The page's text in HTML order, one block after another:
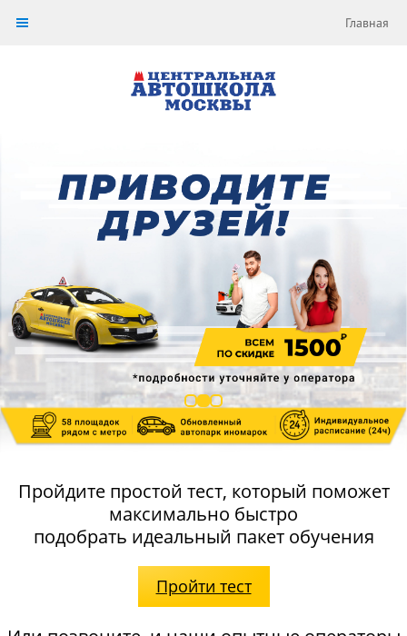
Главная
Пройдите простой тест, который поможет
максимально быстро
подобрать идеальный пакет обучения
Пройти тест